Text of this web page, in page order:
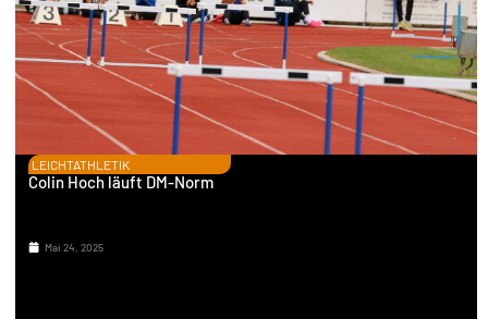
LEICHTATHLETIK
Colin Hoch läuft DM-Norm
Mai 24, 2025